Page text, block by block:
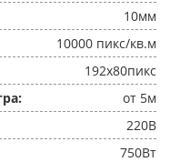
10мм
10000 пикс/кв.м
192x80пикс
от 5м
220В
750Вт